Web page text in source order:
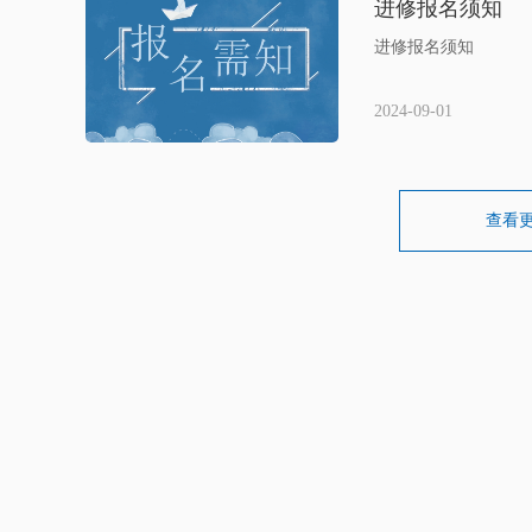
进修报名须知
进修报名须知
2024-09-01
查看